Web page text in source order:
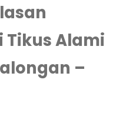
Tikus Alami
–